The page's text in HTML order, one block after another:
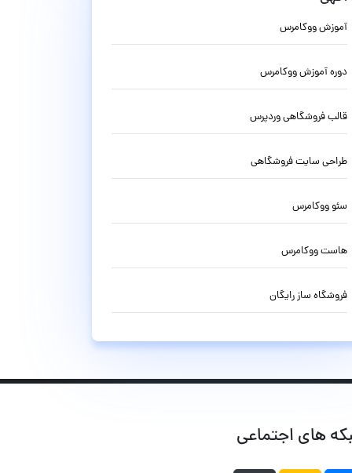
آموزش ووکامرس
دوره آموزش ووکامرس
قالب فروشگاهی وردپرس
طراحی سایت فروشگاهی
سئو ووکامرس
هاست ووکامرس
فروشگاه ساز رایگان
های اجتماعی